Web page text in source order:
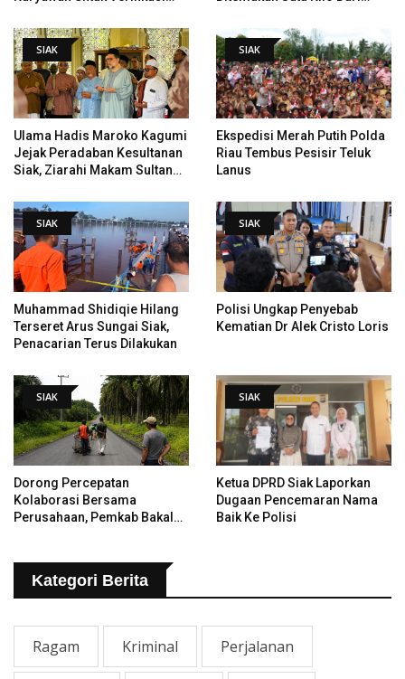
PHI
SIAK
Ulama Hadis Maroko Kagumi
Jejak Peradaban Kesultanan
Siak, Ziarahi Makam Sultan
SIAK
Ekspedisi Merah Putih Polda
Riau Tembus Pesisir Teluk
Lanus
SIAK
Muhammad Shidiqie Hilang
Terseret Arus Sungai Siak,
Penacarian Terus Dilakukan
SIAK
Polisi Ungkap Penyebab
Kematian Dr Alek Cristo Loris
SIAK
Dorong Percepatan
Kolaborasi Bersama
Perusahaan, Pemkab Bakal
SIAK
Ketua DPRD Siak Laporkan
Dugaan Pencemaran Nama
Baik Ke Polisi
Kategori Berita
Ragam Kriminal Perjalanan